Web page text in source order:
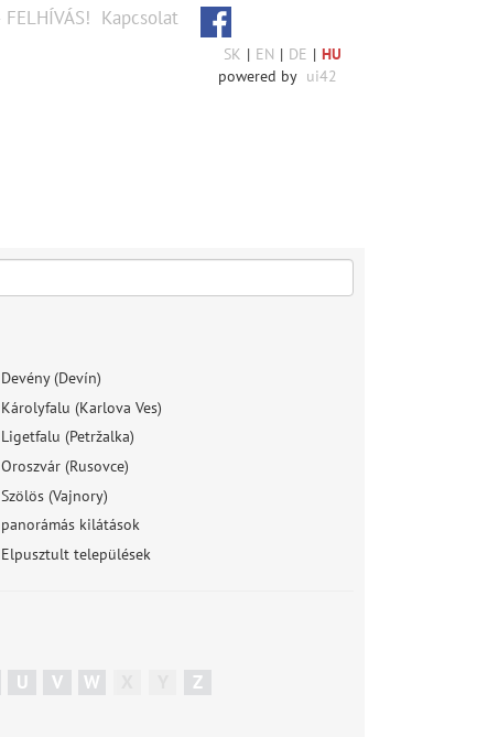
FELHÍVÁS! Kapcsolat
SK | EN | DE | HU
powered by ui42
Devény (Devín)
Károlyfalu (Karlova Ves)
Ligetfalu (Petržalka)
Oroszvár (Rusovce)
Szölös (Vajnory)
panorámás kilátások
Elpusztult települések
U V W Z